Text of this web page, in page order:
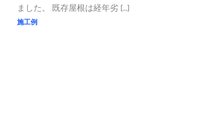
ました。 既存屋根は経年劣 […]
施工例